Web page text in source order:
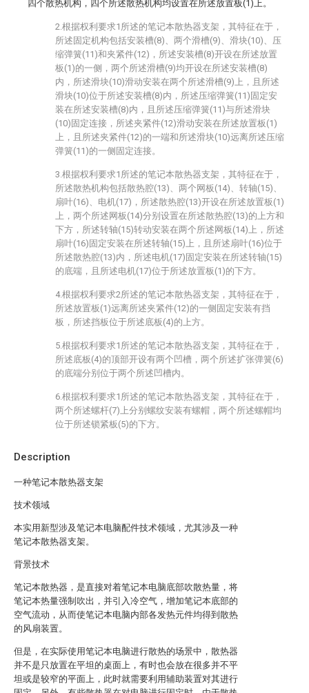
Description
一种笔记本散热器支架
技术领域
本实用新型涉及笔记本电脑配件技术领域，尤其涉及一种
笔记本散热器支架。
背景技术
笔记本散热器，是直接对着笔记本电脑底部吹散热量，将
笔记本热量强制吹出，并引入冷空气，增加笔记本底部的
空气流动，从而使笔记本电脑内部各发热元件均得到散热
的风扇装置。
但是，在实际使用笔记本电脑进行散热的场景中，散热器
并不是只放置在平坦的桌面上，有时也会放在很多并不平
坦或是较窄的平面上，此时就需要利用辅助装置对其进行
四个散热机构，四个所述散热机构均设置在所述放置板(1)上。
2.根据权利要求1所述的笔记本散热器支架，其特征在于，
所述固定机构包括安装槽(8)、两个滑槽(9)、滑块(10)、压
缩弹簧(11)和夹紧件(12)，所述安装槽(8)开设在所述放置
板(1)的一侧，两个所述滑槽(9)均开设在所述安装槽(8)
内，所述滑块(10)滑动安装在两个所述滑槽(9)上，且所述
滑块(10)位于所述安装槽(8)内，所述压缩弹簧(11)固定安
装在所述安装槽(8)内，且所述压缩弹簧(11)与所述滑块
(10)固定连接，所述夹紧件(12)滑动安装在所述放置板(1)
上，且所述夹紧件(12)的一端和所述滑块(10)远离所述压缩
弹簧(11)的一侧固定连接。
3.根据权利要求1所述的笔记本散热器支架，其特征在于，
所述散热机构包括散热腔(13)、两个网板(14)、转轴(15)、
扇叶(16)、电机(17)，所述散热腔(13)开设在所述放置板(1)
上，两个所述网板(14)分别设置在所述散热腔(13)的上方和
下方，所述转轴(15)转动安装在两个所述网板(14)上，所述
扇叶(16)固定安装在所述转轴(15)上，且所述扇叶(16)位于
所述散热腔(13)内，所述电机(17)固定安装在所述转轴(15)
的底端，且所述电机(17)位于所述放置板(1)的下方。
4.根据权利要求2所述的笔记本散热器支架，其特征在于，
所述放置板(1)远离所述夹紧件(12)的一侧固定安装有挡
板，所述挡板位于所述底板(4)的上方。
5.根据权利要求1所述的笔记本散热器支架，其特征在于，
所述底板(4)的顶部开设有两个凹槽，两个所述扩张弹簧(6)
的底端分别位于两个所述凹槽内。
6.根据权利要求1所述的笔记本散热器支架，其特征在于，
两个所述螺杆(7)上分别螺纹安装有螺帽，两个所述螺帽均
位于所述锁紧板(5)的下方。